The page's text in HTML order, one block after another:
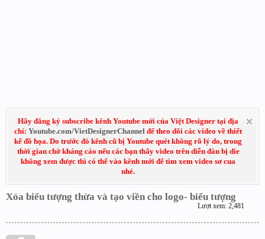
Hãy đăng ký subscribe kênh Youtube mới của Việt Designer tại địa
chỉ: Youtube.com/VietDesignerChannel để theo dõi các video về thiết
kế đồ họa. Do trước đó kênh cũ bị Youtube quét không rõ lý do, trong
thời gian chờ kháng cáo nếu các bạn thấy video trên diễn đàn bị die
không xem được thì có thể vào kênh mới để tìm xem video sơ cua
nhé.
Xóa biểu tượng thừa và tạo viền cho logo- biểu tượng
Lượt xem: 2,481